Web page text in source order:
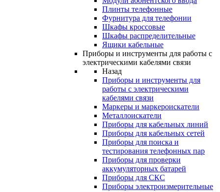
Плинты телефонные
Фурнитура для телефонии
Шкафы кроссовые
Шкафы распределительные
Ящики кабельные
Приборы и инструменты для работы с
электрическими кабелями связи
Назад
Приборы и инструменты для
работы с электрическими
кабелями связи
Маркеры и маркероискатели
Металлоискатели
Приборы для кабельных линий
Приборы для кабельных сетей
Приборы для поиска и
тестирования телефонных пар
Приборы для проверки
аккумуляторных батарей
Приборы для СКС
Приборы электроизмерительные